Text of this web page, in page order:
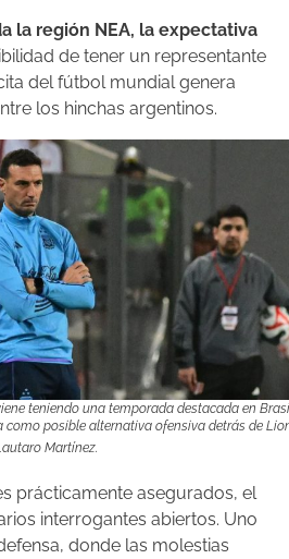
la región NEA, la expectativa
de tener un representante
del fútbol mundial genera
los hinchas argentinos.
teniendo una temporada destacada en
como posible alternativa ofensiva detrás de
Martínez.
prácticamente asegurados, el
interrogantes abiertos. Uno
donde las molestias